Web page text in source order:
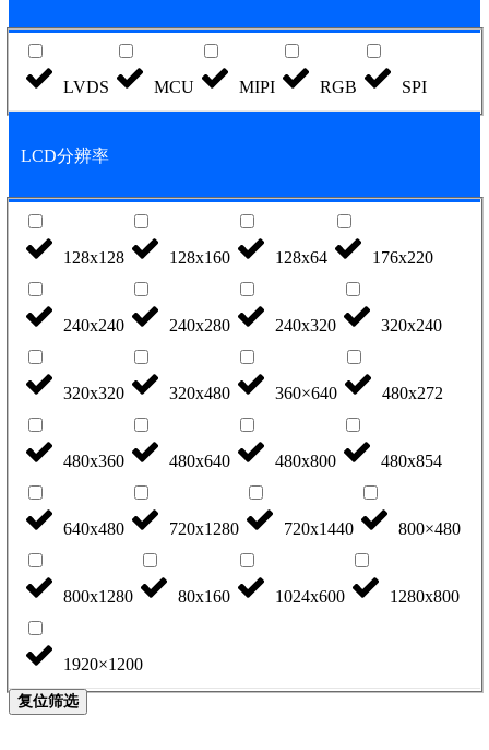
LVDS MCU MIPI RGB SPI
LCD分辨率
128x128 128x160 128x64 176x220
240x240 240x280 240x320 320x240
320x320 320x480 360×640 480x272
480x360 480x640 480x800 480x854
640x480 720x1280 720x1440 800×480
800x1280 80x160 1024x600 1280x800
1920×1200
复位筛选